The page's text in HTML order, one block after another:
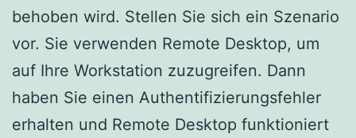
behoben wird. Stellen Sie sich ein Szenario
vor. Sie verwenden Remote Desktop, um
auf Ihre Workstation zuzugreifen. Dann
haben Sie einen Authentifizierungsfehler
erhalten und Remote Desktop funktioniert